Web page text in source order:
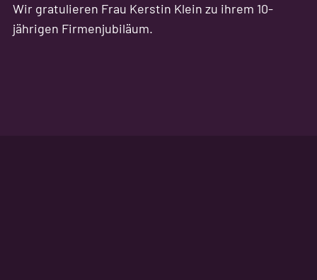
Wir gratulieren Frau Kerstin Klein zu ihrem 10-
jährigen Firmenjubiläum.